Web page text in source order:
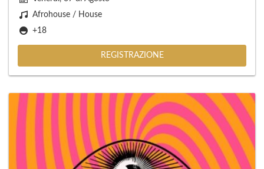
Afrohouse / House
+18
REGISTRAZIONE